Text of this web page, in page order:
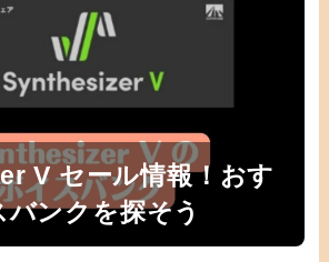
V セール情報！おす
ンクを探そう